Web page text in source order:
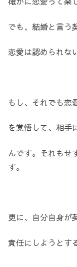
でも、結婚と言う
恋愛は認められな
もし、それでも恋
を覚悟して、相手
んです。それもせ
す。
更に、自分自身が
責任にしようとす